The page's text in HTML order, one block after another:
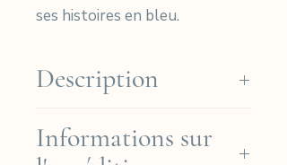
ses histoires en bleu.
Description
à la main sur du papier Arches
Informations sur